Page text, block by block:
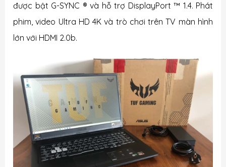
được bật G-SYNC ® và hỗ trợ DisplayPort ™ 1.4. Phát
phim, video Ultra HD 4K và trò chơi trên TV màn hình
lớn với HDMI 2.0b.